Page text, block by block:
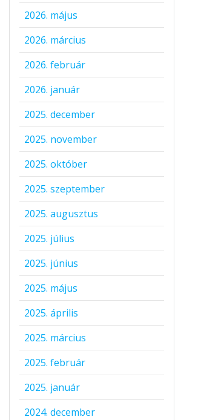
2026. május
2026. március
2026. február
2026. január
2025. december
2025. november
2025. október
2025. szeptember
2025. augusztus
2025. július
2025. június
2025. május
2025. április
2025. március
2025. február
2025. január
2024. december